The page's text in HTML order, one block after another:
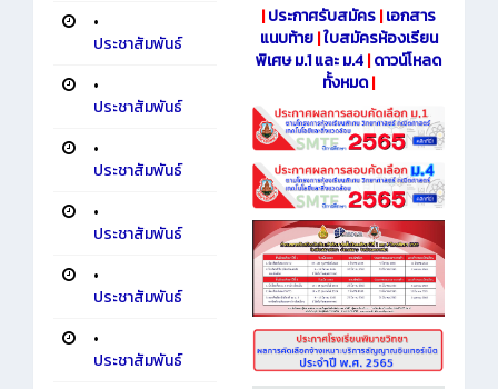
•
ประชาสัมพันธ์
•
ประชาสัมพันธ์
•
ประชาสัมพันธ์
•
ประชาสัมพันธ์
•
ประชาสัมพันธ์
•
ประชาสัมพันธ์
|ประกาศรับสมัคร|เอกสาร
แนบท้าย|ใบสมัครห้องเรียน
พิเศษ ม.1 และ ม.4|ดาวน์โหลด
ทั้งหมด|